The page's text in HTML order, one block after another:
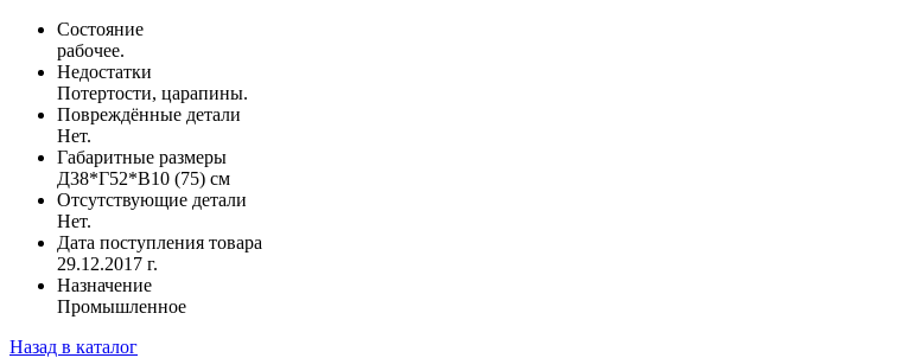
Состояние
рабочее.
Недостатки
Потертости, царапины.
Повреждённые детали
Нет.
Габаритные размеры
Д38*Г52*В10 (75) см
Отсутствующие детали
Нет.
Дата поступления товара
29.12.2017 г.
Назначение
Промышленное
Назад в каталог